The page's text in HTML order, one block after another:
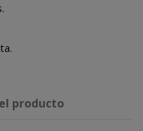
producto